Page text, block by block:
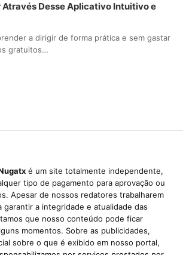
Desse Aplicativo Intuitivo e
a dirigir de forma prática e sem gastar
gratuitos…
é um site totalmente independente,
tipo de pagamento para aprovação ou
Apesar de nossos redatores trabalharem
garantir a integridade e atualidade das
que nosso conteúdo pode ficar
momentos. Sobre as publicidades,
sobre o que é exibido em nosso portal,